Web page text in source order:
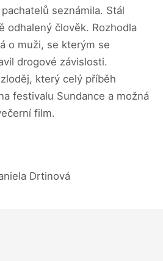
seznámila. Stál
odhalený člověk. Rozhodla
o muži, se kterým se
drogové závislosti.
který celý příběh
festivalu Sundance a možná
film.
Drtinová